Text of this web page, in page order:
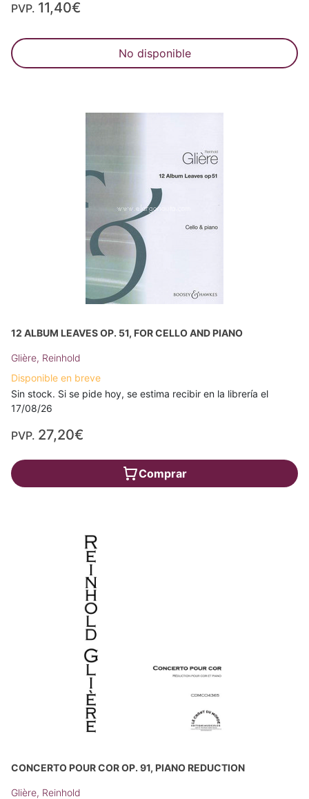
PVP. 11,40€
No disponible
12 ALBUM LEAVES OP. 51, FOR CELLO AND PIANO
Glière, Reinhold
Disponible en breve
Sin stock. Si se pide hoy, se estima recibir en la librería el
17/08/26
PVP. 27,20€
Comprar
CONCERTO POUR COR OP. 91, PIANO REDUCTION
Glière, Reinhold